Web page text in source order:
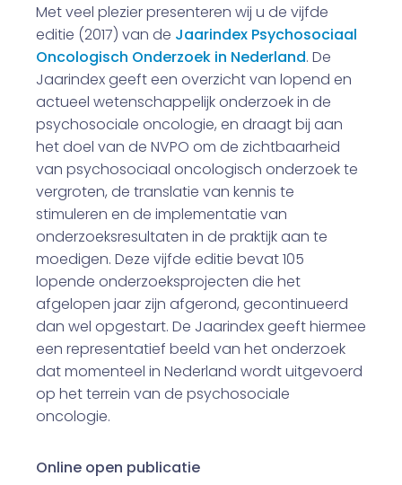
Met veel plezier presenteren wij u de vijfde
editie (2017) van de Jaarindex Psychosociaal
Oncologisch Onderzoek in Nederland. De
Jaarindex geeft een overzicht van lopend en
actueel wetenschappelijk onderzoek in de
psychosociale oncologie, en draagt bij aan
het doel van de NVPO om de zichtbaarheid
van psychosociaal oncologisch onderzoek te
vergroten, de translatie van kennis te
stimuleren en de implementatie van
onderzoeksresultaten in de praktijk aan te
moedigen. Deze vijfde editie bevat 105
lopende onderzoeksprojecten die het
afgelopen jaar zijn afgerond, gecontinueerd
dan wel opgestart. De Jaarindex geeft hiermee
een representatief beeld van het onderzoek
dat momenteel in Nederland wordt uitgevoerd
op het terrein van de psychosociale
oncologie.
Online open publicatie